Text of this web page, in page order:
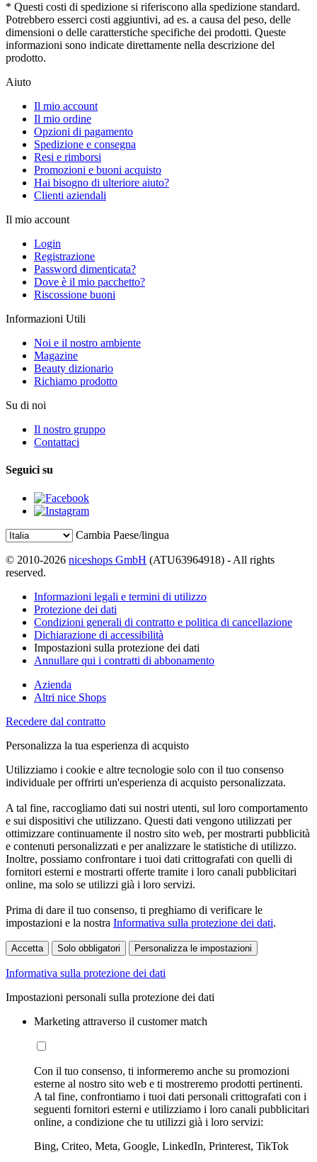
* Questi costi di spedizione si riferiscono alla spedizione standard.
Potrebbero esserci costi aggiuntivi, ad es. a causa del peso, delle
dimensioni o delle caratterstiche specifiche dei prodotti. Queste
informazioni sono indicate direttamente nella descrizione del
prodotto.
Aiuto
Il mio account
Il mio ordine
Opzioni di pagamento
Spedizione e consegna
Resi e rimborsi
Promozioni e buoni acquisto
Hai bisogno di ulteriore aiuto?
Clienti aziendali
Il mio account
Login
Registrazione
Password dimenticata?
Dove è il mio pacchetto?
Riscossione buoni
Informazioni Utili
Noi e il nostro ambiente
Magazine
Beauty dizionario
Richiamo prodotto
Su di noi
Il nostro gruppo
Contattaci
Seguici su
Cambia Paese/lingua
© 2010-2026 niceshops GmbH (ATU63964918) - All rights
reserved.
Informazioni legali e termini di utilizzo
Protezione dei dati
Condizioni generali di contratto e politica di cancellazione
Dichiarazione di accessibilità
Impostazioni sulla protezione dei dati
Annullare qui i contratti di abbonamento
Azienda
Altri nice Shops
Recedere dal contratto
Personalizza la tua esperienza di acquisto
Utilizziamo i cookie e altre tecnologie solo con il tuo consenso
individuale per offrirti un'esperienza di acquisto personalizzata.
A tal fine, raccogliamo dati sui nostri utenti, sul loro comportamento
e sui dispositivi che utilizzano. Questi dati vengono utilizzati per
ottimizzare continuamente il nostro sito web, per mostrarti pubblicità
e contenuti personalizzati e per analizzare le statistiche di utilizzo.
Inoltre, possiamo confrontare i tuoi dati crittografati con quelli di
fornitori esterni e mostrarti offerte tramite i loro canali pubblicitari
online, ma solo se utilizzi già i loro servizi.
Prima di dare il tuo consenso, ti preghiamo di verificare le
impostazioni e la nostra Informativa sulla protezione dei dati.
Accetta Solo obbligatori Personalizza le impostazioni
Informativa sulla protezione dei dati
Impostazioni personali sulla protezione dei dati
Marketing attraverso il customer match
Con il tuo consenso, ti informeremo anche su promozioni
esterne al nostro sito web e ti mostreremo prodotti pertinenti.
A tal fine, confrontiamo i tuoi dati personali crittografati con i
seguenti fornitori esterni e utilizziamo i loro canali pubblicitari
online, a condizione che tu utilizzi già i loro servizi:
Bing, Criteo, Meta, Google, LinkedIn, Printerest, TikTok